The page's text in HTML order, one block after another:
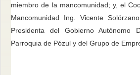
miembro de la mancomunidad; y, el
Mancomunidad Ing. Vicente
Presidenta del Gobierno Autónomo
Parroquia de Pózul y del Grupo de